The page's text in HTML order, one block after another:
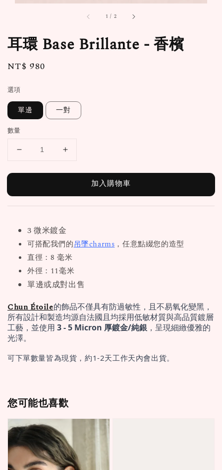
1 / 2
耳環 Base Brillante - 香檳
Regular
NT$ 980
選項
單邊 一對
數量
加入購物車
3 微米鍍金
可搭配我們的吊墜charms，任意點綴您的造型
直徑：8 毫米
外徑：11毫米
單邊或成對出售
Chun Étoile的飾品不僅具有防過敏性，且不易氧化變黑，
所有設計和製造均源自法國且均採用低敏材質與高品質鍍層
工藝，並使用 3 - 5 Micron 厚鍍金/純銀 ，呈現細緻優雅的
光澤。
可下單數量皆為現貨，約1-2天工作天內會出貨。
您可能也喜歡